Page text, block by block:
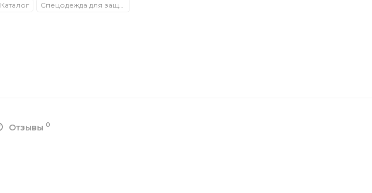
Каталог Спецодежда для защиты от вредных биологических факторов
Отзывы 0